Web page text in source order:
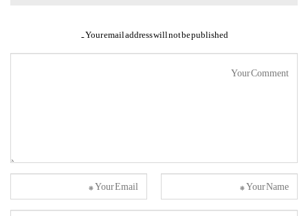
Your email address will not be published.